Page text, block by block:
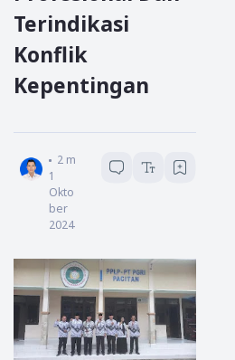
Terindikasi
Konflik
Kepentingan
Eko Purnomo
2menit baca
1
Okto
ber
2024